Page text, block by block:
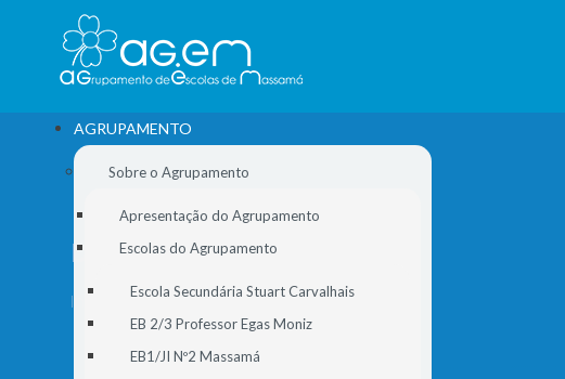
AGRUPAMENTO
Sobre o Agrupamento
Apresentação do Agrupamento
Escolas do Agrupamento
Escola Secundária Stuart Carvalhais
EB 2/3 Professor Egas Moniz
EB1/JI Nº2 Massamá
DOCUMENTOS
Início //Documentos